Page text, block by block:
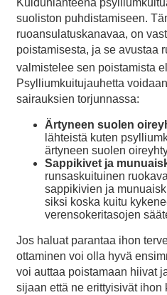
Kuidunlähteenä
suoliston puhdistamiseen.
ruoansulatuskanavaa, on
poistamisesta, ja se avustaa
valmistelee sen poistamista
Psylliumkuitujauhetta
sairauksien torjunnassa:
Ärtyneen suolen
lähteistä kuten
ärtyneen suolen
Sappikivet ja
runsaskuituinen
sappikivien ja
siksi koska kuitu
verensokeritasojen
Jos haluat parantaa ihon
ottaminen voi olla hyvä
voi auttaa poistamaan hiivat
sijaan että ne erittyisivät ihon